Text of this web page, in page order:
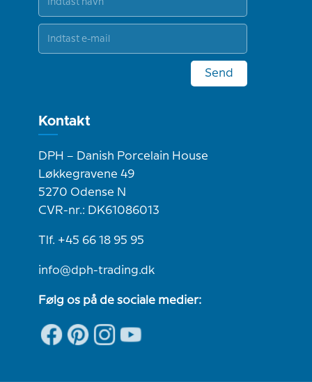
Send
Kontakt
DPH – Danish Porcelain House
Løkkegravene 49
5270 Odense N
CVR-nr.: DK61086013
Tlf. +45 66 18 95 95
info@dph-trading.dk
Følg os på de sociale medier: